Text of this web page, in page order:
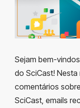
Sejam bem-
do SciCast!
comentários
SciCast, emails